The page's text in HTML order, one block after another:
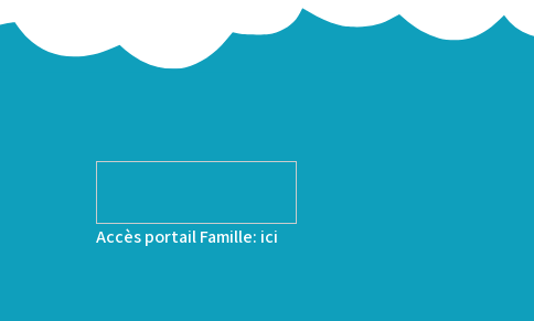
Accès portail Famille: ici